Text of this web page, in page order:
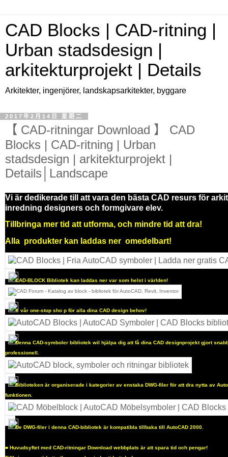
CAD Blocks | CAD-ritning |
Urban stadsdesign |
arkitekturprojekt | Details
Arkitekter, ingenjörer, landskapsarkitekter, byggare
2017年2月14日 星期二
【 CAD-ritningar Download 】 CAD
Blocks | CAD-ritning | Urban
stadsdesign | arkitekturprojekt |
Details│Landscape
Vi är dedikerade till att vara den bästa CAD resurs för
inredning designers och formgivare elev.
Tillbringa mer tid att utforma, och mindre tid att dra!
Alla produkter kan laddas ner omedelbart!
CAD-BLOCK Bibliotek kan laddas ner var som helst i världen!
Y vår one-stop sho p för alla dina CAD design behov!
Denna CAD-symboler bibliotek wil hjälpa dig att få dina CAD designprojekt gjort
professionell.
Biblioteken är organiserade i kategorier av enstaka DWG-filer för att dra nytta av
funktionen.
De DWG-filer i denna CAD-bibliotek är kompatibla tillbaka till AutoCAD 2000.
■ Huvudsyftet med CAD-ritningar Download webbplats är att spara tid och pengar!